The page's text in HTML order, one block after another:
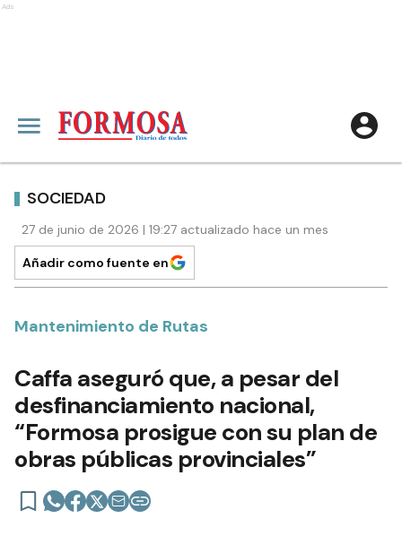
Ads
SOCIEDAD
27 de junio de 2026 | 19:27 actualizado hace un mes
Añadir como fuente en
Mantenimiento de Rutas
Caffa aseguró que, a pesar del
desfinanciamiento nacional,
“Formosa prosigue con su plan de
obras públicas provinciales”